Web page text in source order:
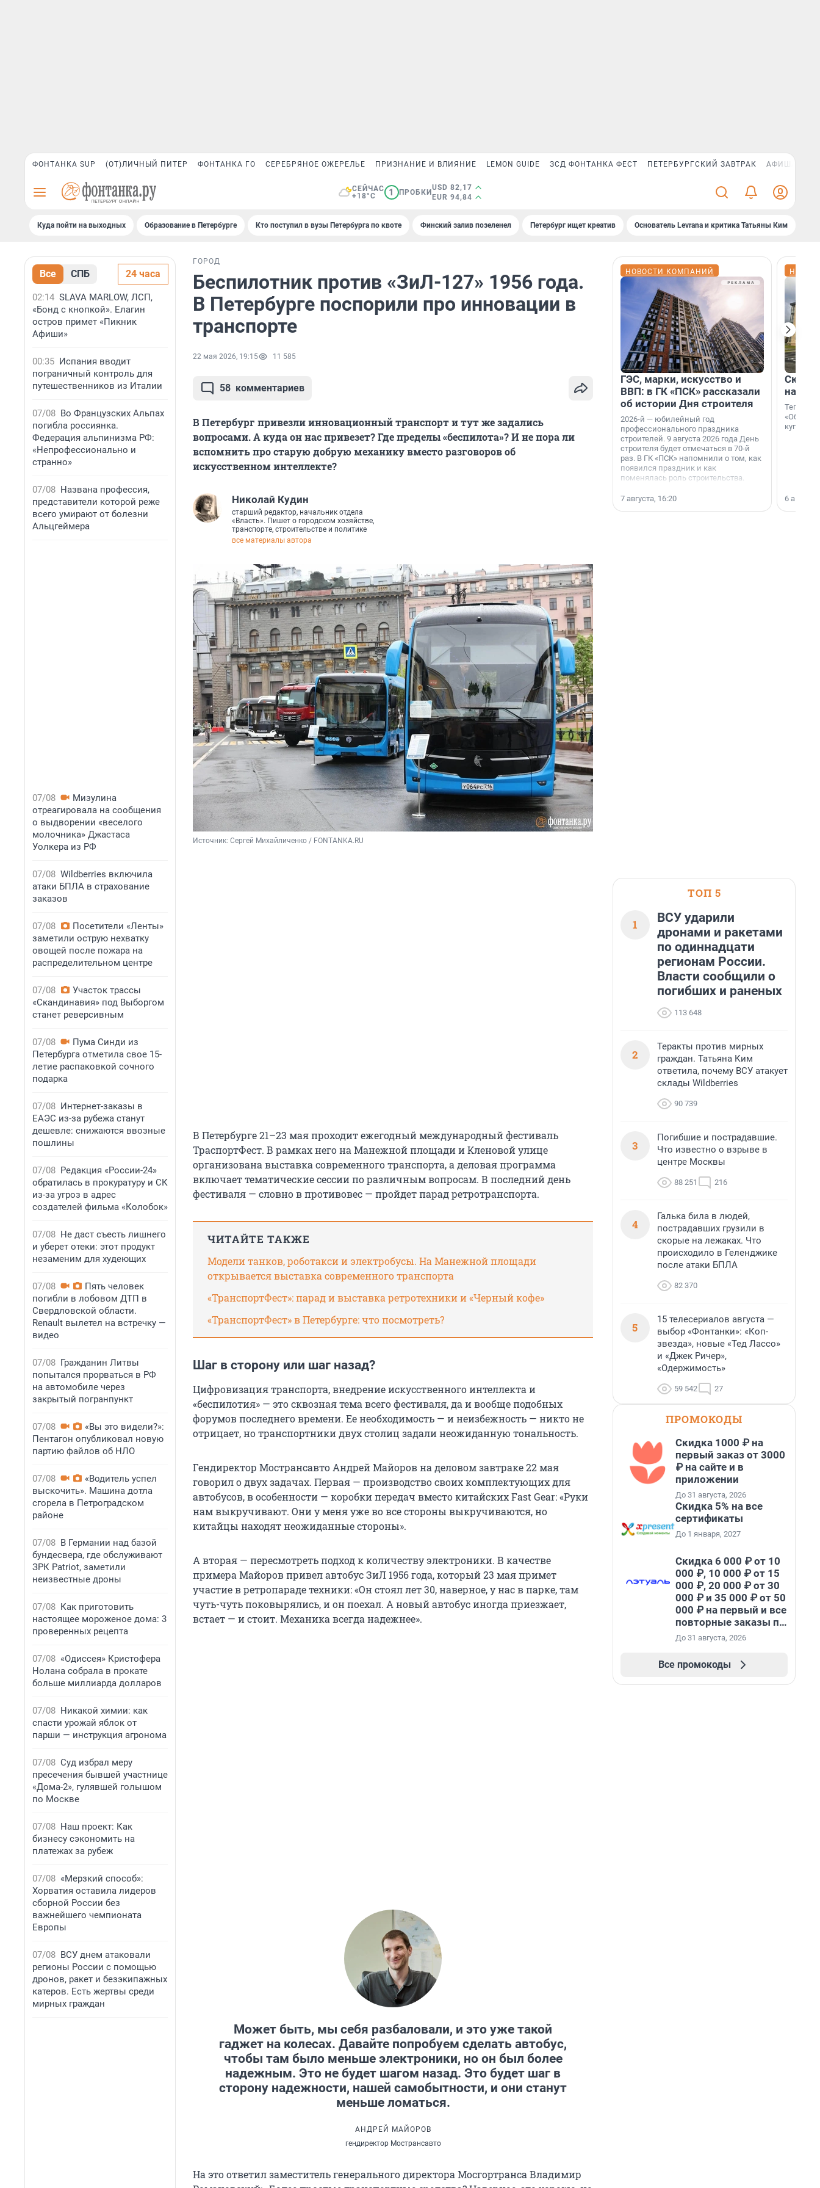
ФОНТАНКА SUP (ОТ)ЛИЧНЫЙ ПИТЕР ФОНТАНКА ГО СЕРЕБРЯНОЕ ОЖЕРЕЛЬЕ ПРИЗНАНИЕ И ВЛИЯНИЕ LEMON GUIDE ЗСД ФОНТАНКА ФЕСТ ПЕТЕРБУРГСКИЙ ЗАВТРАК АФИША PLUS
СЕЙЧАС
+18°C
1 ПРОБКИ
USD 82,17
EUR 94,84
Куда пойти на выходных Образование в Петербурге Кто поступил в вузы Петербурга по квоте Финский залив позеленел Петербург ищет креатив Основатель Levrana и критика Татьяны Ким
Все СПБ 24 часа
02:14 SLAVA MARLOW, ЛСП,
«Бонд с кнопкой». Елагин
остров примет «Пикник
Афиши»
00:35 Испания вводит
пограничный контроль для
путешественников из Италии
07/08 Во Французских Альпах
погибла россиянка.
Федерация альпинизма РФ:
«Непрофессионально и
странно»
07/08 Названа профессия,
представители которой реже
всего умирают от болезни
Альцгеймера
07/08
Мизулина
отреагировала на сообщения
о выдворении «веселого
молочника» Джастаса
Уолкера из РФ
07/08 Wildberries включила
атаки БПЛА в страхование
заказов
07/08
Посетители «Ленты»
заметили острую нехватку
овощей после пожара на
распределительном центре
07/08
Участок трассы
«Скандинавия» под Выборгом
станет реверсивным
07/08
Пума Синди из
Петербурга отметила свое 15-
летие распаковкой сочного
подарка
07/08 Интернет-заказы в
ЕАЭС из-за рубежа станут
дешевле: снижаются ввозные
пошлины
07/08 Редакция «России-24»
обратилась в прокуратуру и СК
из-за угроз в адрес
создателей фильма «Колобок»
07/08 Не даст съесть лишнего
и уберет отеки: этот продукт
незаменим для худеющих
07/08
Пять человек
погибли в лобовом ДТП в
Свердловской области.
Renault вылетел на встречку —
видео
07/08 Гражданин Литвы
попытался прорваться в РФ
на автомобиле через
закрытый погранпункт
07/08
«Вы это видели?»:
Пентагон опубликовал новую
партию файлов об НЛО
07/08
«Водитель успел
выскочить». Машина дотла
сгорела в Петроградском
районе
07/08 В Германии над базой
бундесвера, где обслуживают
ЗРК Patriot, заметили
неизвестные дроны
07/08 Как приготовить
настоящее мороженое дома: 3
проверенных рецепта
07/08 «Одиссея» Кристофера
Нолана собрала в прокате
больше миллиарда долларов
07/08 Никакой химии: как
спасти урожай яблок от
парши — инструкция агронома
07/08 Суд избрал меру
пресечения бывшей участнице
«Дома-2», гулявшей голышом
по Москве
07/08 Наш проект: Как
бизнесу сэкономить на
платежах за рубеж
07/08 «Мерзкий способ»:
Хорватия оставила лидеров
сборной России без
важнейшего чемпионата
Европы
07/08 ВСУ днем атаковали
регионы России с помощью
дронов, ракет и безэкипажных
катеров. Есть жертвы среди
мирных граждан
ГОРОД
Беспилотник против «ЗиЛ-127» 1956 года.
В Петербурге поспорили про инновации в
транспорте
22 мая 2026, 19:15 11 585
58 комментариев
В Петербург привезли инновационный транспорт и тут же задались
вопросами. А куда он нас привезет? Где пределы «беспилота»? И не пора ли
вспомнить про старую добрую механику вместо разговоров об
искусственном интеллекте?
Николай Кудин
старший редактор, начальник отдела
«Власть». Пишет о городском хозяйстве,
транспорте, строительстве и политике
все материалы автора
Источник: Сергей Михайличенко / FONTANKA.RU
В Петербурге 21–23 мая проходит ежегодный международный фестиваль
ТраспортФест. В рамках него на Манежной площади и Кленовой улице
организована выставка современного транспорта, а деловая программа
включает тематические сессии по различным вопросам. В последний день
фестиваля — словно в противовес — пройдет парад ретротранспорта.
ЧИТАЙТЕ ТАКЖЕ
Модели танков, роботакси и электробусы. На Манежной площади
открывается выставка современного транспорта
«ТранспортФест»: парад и выставка ретротехники и «Черный кофе»
«ТранспортФест» в Петербурге: что посмотреть?
Шаг в сторону или шаг назад?
Цифровизация транспорта, внедрение искусственного интеллекта и
«беспилотия» — это сквозная тема всего фестиваля, да и вообще подобных
форумов последнего времени. Ее необходимость — и неизбежность — никто не
отрицает, но транспортники двух столиц задали неожиданную тональность.
Гендиректор Мострансавто Андрей Майоров на деловом завтраке 22 мая
говорил о двух задачах. Первая — производство своих комплектующих для
автобусов, в особенности — коробки передач вместо китайских Fast Gear: «Руки
нам выкручивают. Они у меня уже во все стороны выкручиваются, но
китайцы находят неожиданные стороны».
А вторая — пересмотреть подход к количеству электроники. В качестве
примера Майоров привел автобус ЗиЛ 1956 года, который 23 мая примет
участие в ретропараде техники: «Он стоял лет 30, наверное, у нас в парке, там
чуть-чуть поковырялись, и он поехал. А новый автобус иногда приезжает,
встает — и стоит. Механика всегда надежнее».
Может быть, мы себя разбаловали, и это уже такой
гаджет на колесах. Давайте попробуем сделать автобус,
чтобы там было меньше электроники, но он был более
надежным. Это не будет шагом назад. Это будет шаг в
сторону надежности, нашей самобытности, и они станут
меньше ломаться.
АНДРЕЙ МАЙОРОВ
гендиректор Мострансавто
На это ответил заместитель генерального директора Мосгортранса Владимир
НОВОСТИ КОМПАНИЙ
ГЭС, марки, искусство и
ВВП: в ГК «ПСК» рассказали
об истории Дня строителя
2026-й — юбилейный год
профессионального праздника
строителей. 9 августа 2026 года День
строителя будет отмечаться в 70-й
раз. В ГК «ПСК» напомнили о том, как
появился праздник и как
поменялась роль строительства.
7 августа, 16:20
на
Теперь
купить
6
ТОП 5
1
ВСУ ударили
дронами и ракетами
по одиннадцати
регионам России.
Власти сообщили о
погибших и раненых
113 648
2
Теракты против мирных
граждан. Татьяна Ким
ответила, почему ВСУ атакует
склады Wildberries
90 739
3
Погибшие и пострадавшие.
Что известно о взрыве в
центре Москвы
88 251 216
4
Галька била в людей,
пострадавших грузили в
скорые на лежаках. Что
происходило в Геленджике
после атаки БПЛА
82 370
5
15 телесериалов августа —
выбор «Фонтанки»: «Коп-
звезда», новые «Тед Лассо»
и «Джек Ричер»,
«Одержимость»
59 542 27
ПРОМОКОДЫ
Скидка 1000 ₽ на
первый заказ от 3000
₽ на сайте и в
приложении
До 31 августа, 2026
Скидка 5% на все
сертификаты
До 1 января, 2027
Скидка 6 000 ₽ от 10
000 ₽, 10 000 ₽ от 15
000 ₽, 20 000 ₽ от 30
000 ₽ и 35 000 ₽ от 50
000 ₽ на первый и все
повторные заказы по
промокоду НАБЕРИ
До 31 августа, 2026
Все промокоды